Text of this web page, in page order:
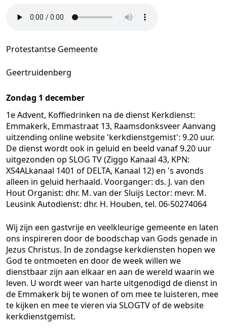
Protestantse Gemeente
Geertruidenberg
Zondag 1 december
1e Advent, Koffiedrinken na de dienst Kerkdienst:
Emmakerk, Emmastraat 13, Raamsdonksveer Aanvang
uitzending online website 'kerkdienstgemist': 9.20 uur.
De dienst wordt ook in geluid en beeld vanaf 9.20 uur
uitgezonden op SLOG TV (Ziggo Kanaal 43, KPN:
XS4ALkanaal 1401 of DELTA, Kanaal 12) en 's avonds
alleen in geluid herhaald. Voorganger: ds. J. van den
Hout Organist: dhr. M. van der Sluijs Lector: mevr. M.
Leusink Autodienst: dhr. H. Houben, tel. 06-50274064
Wij zijn een gastvrije en veelkleurige gemeente en laten
ons inspireren door de boodschap van Gods genade in
Jezus Christus. In de zondagse kerkdiensten hopen we
God te ontmoeten en door de week willen we
dienstbaar zijn aan elkaar en aan de wereld waarin we
leven. U wordt weer van harte uitgenodigd de dienst in
de Emmakerk bij te wonen of om mee te luisteren, mee
te kijken en mee te vieren via SLOGTV of de website
kerkdienstgemist.